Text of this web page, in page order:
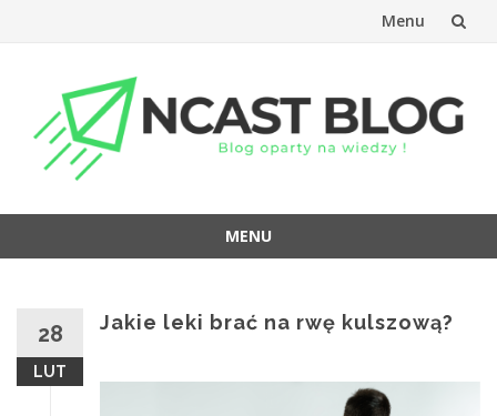
Menu
treści
MENU
28
LUT
Jakie leki brać na rwę kulszową?